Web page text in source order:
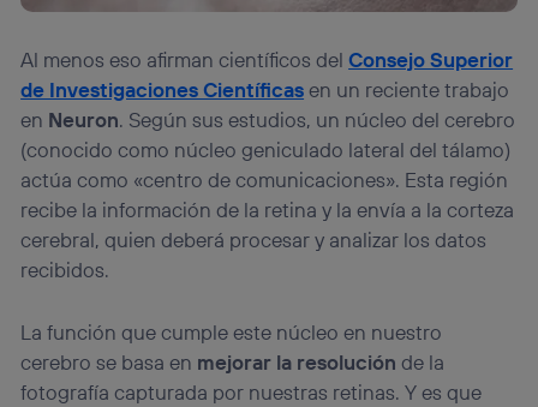
Al menos eso afirman científicos delConsejo Superior
de Investigaciones Científicasen un reciente trabajo
en Neuron. Según sus estudios, un núcleo del cerebro
(conocido como núcleo geniculado lateral del tálamo)
actúa como «centro de comunicaciones». Esta región
recibe la información de la retina y la envía a la corteza
cerebral, quien deberá procesar y analizar los datos
recibidos.
La función que cumple este núcleo en nuestro
cerebro se basa en mejorar la resolución de la
fotografía capturada por nuestras retinas. Y es que